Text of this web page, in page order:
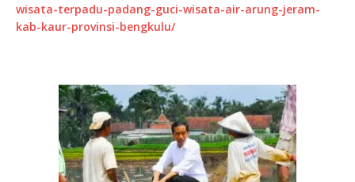
wisata-terpadu-padang-guci-wisata-air-arung-jeram-
kab-kaur-provinsi-bengkulu/